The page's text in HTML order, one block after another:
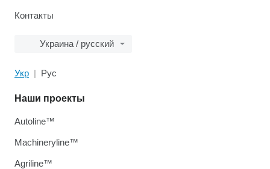
Контакты
Украина / русский
Укр Рус
Наши проекты
Autoline™
Machineryline™
Agriline™